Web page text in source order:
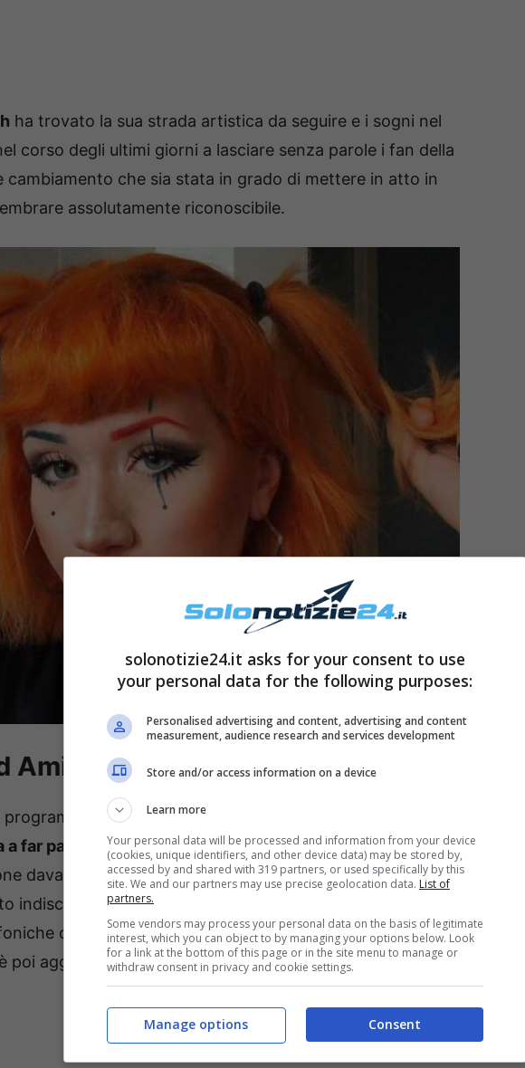
ha trovato la sua strada artistica da seguire e i sogni nel
corso degli ultimi giorni a lasciare senza parole i fan della
cambiamento che sia stata in grado di mettere in atto in
assolutamente riconoscibile.
Amici?
programma diAmici di Maria De Filippi
a far parte ufficialmente della classe di cantanti
davanti le telecamere. Il talento della giovanissima
indiscutibile, tanto da dominare la scena in campo social
così come riuscite a fare anche il suo amico e
poi aggiudicato la vittoria.
solonotizie24.it asks for your consent to use
your personal data for the following purposes:
Personalised advertising and content, advertising and content
measurement, audience research and services development
Store and/or access information on a device
Learn more
Your personal data will be processed and information from your device
(cookies, unique identifiers, and other device data) may be stored by,
accessed by and shared with 319 partners, or used specifically by this
site. We and our partners may use precise geolocation data. List of
partners.
Some vendors may process your personal data on the basis of legitimate
interest, which you can object to by managing your options below. Look
for a link at the bottom of this page or in the site menu to manage or
withdraw consent in privacy and cookie settings.
Consent
Manage options